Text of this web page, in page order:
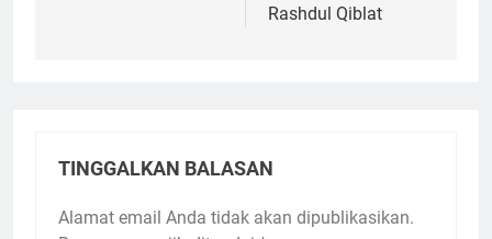
Rashdul Qiblat
TINGGALKAN BALASAN
Alamat email Anda tidak akan dipublikasikan.